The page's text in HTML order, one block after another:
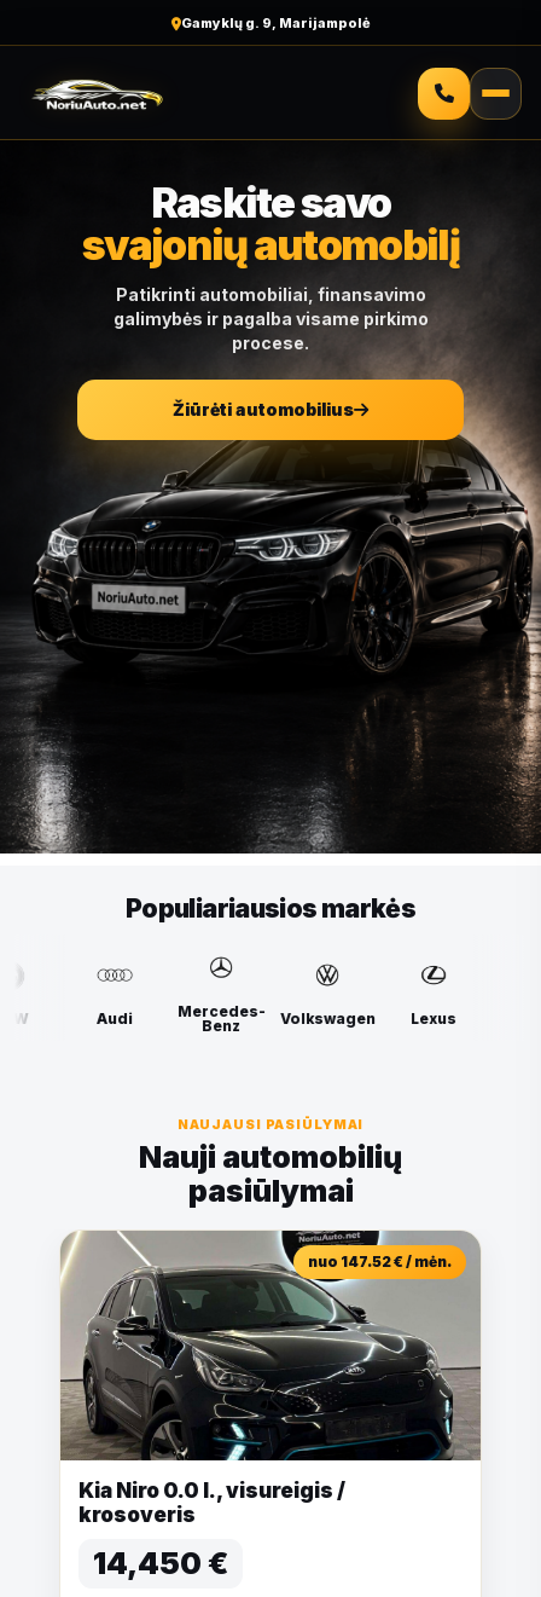
Malonus aptarnavimas
Raskite savo
svajonių automobilį
Patikrinti automobiliai, finansavimo
galimybės ir pagalba visame pirkimo
procese.
Žiūrėti automobilius
Populiariausios markės
Mercedes-
Volkswagen Lexus BMW
NAUJAUSI PASIŪLYMAI
Nauji automobilių
pasiūlymai
nuo 147.52 € / mėn.
Kia Niro 0.0 l., visureigis /
krosoveris
14,450 €